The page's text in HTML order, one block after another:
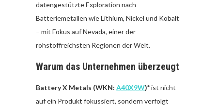
datengestützte Exploration nach
Batteriemetallen wie Lithium, Nickel und Kobalt
– mit Fokus auf Nevada, einer der
rohstoffreichsten Regionen der Welt.
Warum das Unternehmen überzeugt
Battery X Metals (WKN: A40X9W)*ist nicht
auf ein Produkt fokussiert, sondern verfolgt